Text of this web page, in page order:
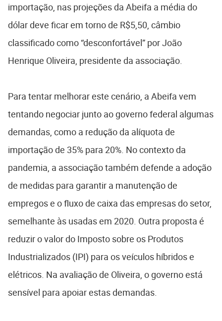
importação, nas projeções da Abeifa a média do
dólar deve ficar em torno de R$5,50, câmbio
classificado como “desconfortável” por João
Henrique Oliveira, presidente da associação.
Para tentar melhorar este cenário, a Abeifa vem
tentando negociar junto ao governo federal algumas
demandas, como a redução da alíquota de
importação de 35% para 20%. No contexto da
pandemia, a associação também defende a adoção
de medidas para garantir a manutenção de
empregos e o fluxo de caixa das empresas do setor,
semelhante às usadas em 2020. Outra proposta é
reduzir o valor do Imposto sobre os Produtos
Industrializados (IPI) para os veículos híbridos e
elétricos. Na avaliação de Oliveira, o governo está
sensível para apoiar estas demandas.